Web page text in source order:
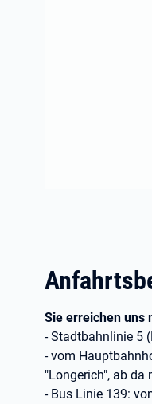
Sie erreichen uns
- Stadtbahnlinie 5
- vom
"Longerich", ab
- Bus Linie 139: